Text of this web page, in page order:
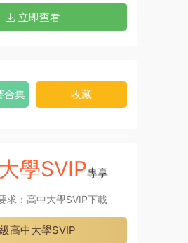
立即查看
合集 收藏
學SVIP專享
求：高中大學SVIP下載
高中大學SVIP